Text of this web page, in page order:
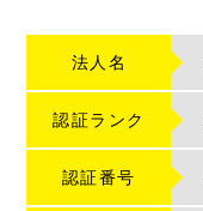
法人名
認証ランク
認証番号